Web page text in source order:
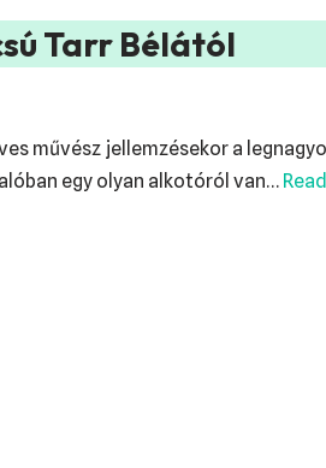
Tarr Bélától
művész jellemzésekor a
egy olyan alkotóról van…